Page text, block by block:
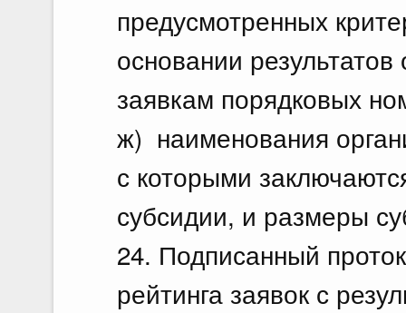
предусмотренных
основании
заявкам порядковых
ж) наименования
с которыми
субсидии, и размеры
24. Подписанный
рейтинга заявок с